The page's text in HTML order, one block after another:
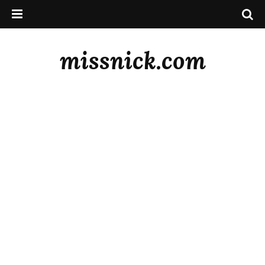
missnick.com